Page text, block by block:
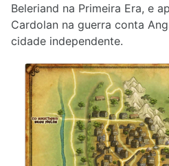
Beleriand na Primeira Era, e
Cardolan na guerra conta
cidade independente.